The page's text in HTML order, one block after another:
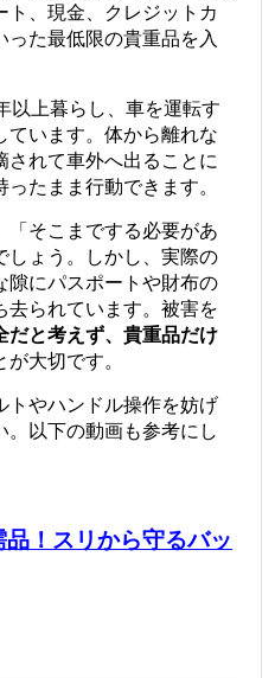
ト、現金、クレジットカ
った最低限の貴重品を入
以上暮らし、車を運転す
ています。体から離れな
されて車外へ出ることに
たまま行動できます。
「そこまでする必要があ
しょう。しかし、実際の
隙にパスポートや財布の
去られています。被害を
だと考えず、貴重品だけ
が大切です。
トやハンドル操作を妨げ
。以下の動画も参考にし
！スリから守るバッ